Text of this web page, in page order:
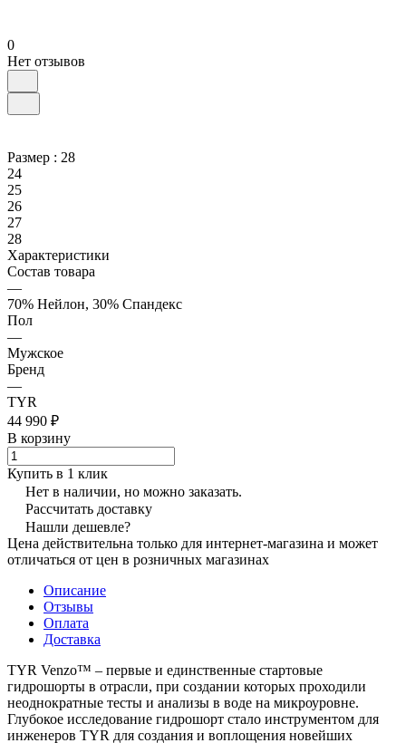
0
Нет отзывов
Размер : 28
24
25
26
27
28
Характеристики
Состав товара
—
70% Нейлон, 30% Спандекс
Пол
—
Мужское
Бренд
—
TYR
44 990 ₽
В корзину
Купить в 1 клик
Нет в наличии, но можно заказать.
Рассчитать доставку
Нашли дешевле?
Цена действительна только для интернет-магазина и может
отличаться от цен в розничных магазинах
Описание
Отзывы
Оплата
Доставка
TYR Venzo™ – первые и единственные стартовые
гидрошорты в отрасли, при создании которых проходили
неоднократные тесты и анализы в воде на микроуровне.
Глубокое исследование гидрошорт стало инструментом для
инженеров TYR для создания и воплощения новейших